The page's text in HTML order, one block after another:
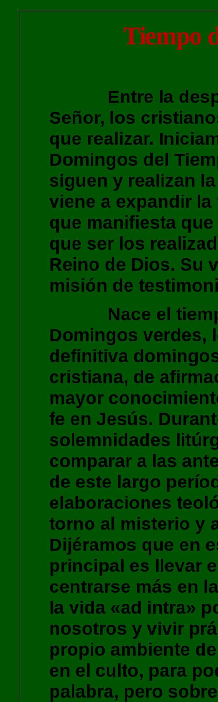
Tiempo
Entre la
Señor, los
que realizar.
Domingos del
siguen y realizan
viene a expandir
que manifiesta
que ser los
Reino de Dios. Su
misión de
Nace el
Domingos verdes,
definitiva
cristiana, de
mayor
fe en Jesús.
solemnidades
comparar a las
de este largo
elaboraciones
torno al misterio y
Dijéramos que en
principal es llevar
centrarse más en
la vida «ad intra»
nosotros y vivir
propio ambiente
en el culto, para
palabra, pero